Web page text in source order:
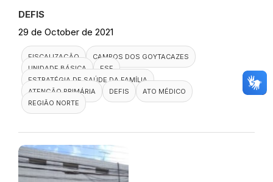
DEFIS
29 de October de 2021
FISCALIZAÇÃO
CAMPOS DOS GOYTACAZES
UNIDADE BÁSICA
ESF
ESTRATÉGIA DE SAÚDE DA FAMÍLIA
ATENÇÃO PRIMÁRIA
DEFIS
ATO MÉDICO
REGIÃO NORTE